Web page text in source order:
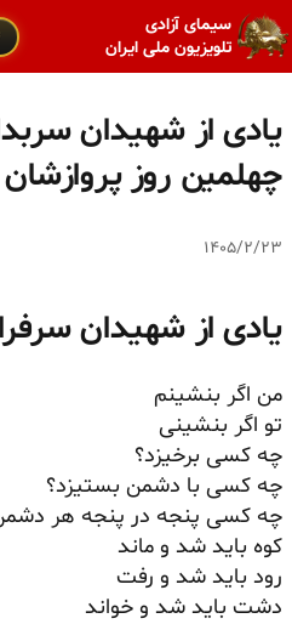
سیمای آزادی
تلویزیون ملی ایران
یادی از شهیدان
چهلمین روز پروازشان
۱۴۰۵/۲/۲۳
یادی از شهیدان
من اگر بنشینم
تو اگر بنشینی
چه کسی برخیزد؟
چه کسی با دشمن بستیزد؟
چه کسی پنجه در پنجه هر
کوه باید شد و ماند
رود باید شد و رفت
دشت باید شد و خواند